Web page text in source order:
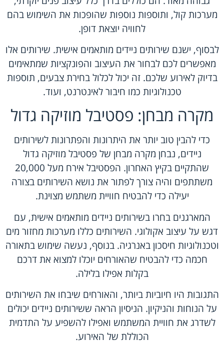
מערכות קול, ותוספות נוספות שהופכות את השימוש בהם
לחוויה יוצאת דופן.
לבסוף, ישנם שירותים ניידים מותאמים אישית. שירותים אלו
מאפשרים לכם לבחור את העיצוב והפונקציות שמתאימים
בדיוק לאירוע שלכם. זה יכול לכלול בחירת צבעים, תוספות
טכנולוגיות כמו חיבור לאינטרנט, ועוד.
מקרה מבחן: פסטיבל מוזיקה גדול
כדי להבין טוב יותר את היתרונות והפתרונות לשירותים
ניידים, נבחן מקרה מבחן של פסטיבל מוזיקה גדול
שהתקיים בקיץ האחרון. הפסטיבל אירח מעל 20,000
משתתפים והיה צורך לפתור את נושא השירותים בצורה
יעילה כדי להבטיח חוויית משתמש מצוינת.
המארגנים בחרו בשירותים ניידים מותאמים אישית, עם
דגש על עיצוב אקולוגי. השירותים כללו מערכות מחזור מים
וטכנולוגיות חיסכון באנרגיה. בנוסף, נעשה שימוש בתאורה
חכמה כדי להבטיח שהאורחים יוכלו למצוא את דרכם
בקלות אפילו בלילה.
התגובות היו חיוביות ביותר, והאורחים שיבחו את השירותים
על הנוחות והניקיון. הניסיון הראה ששירותים ניידים יכולים
לשדרג את חוויית המשתמש ואפילו להשפיע על התדמית
הכוללת של האירוע.